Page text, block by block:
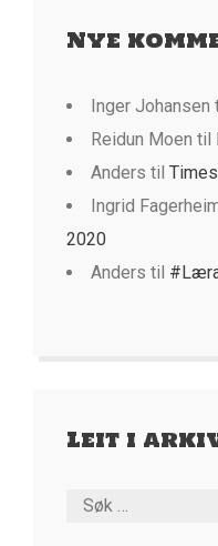
Nye
Inger Johansen
Reidun Moen til
Anders til
Ingrid
2020
Anders til
Leit i